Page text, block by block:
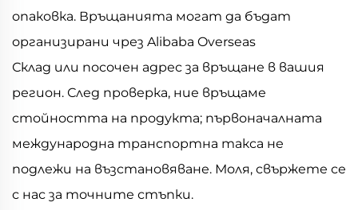
опаковка. Връщанията могат да бъдат
организирани чрез Alibaba Overseas
Склад или посочен адрес за връщане в вашия
регион. След проверка, ние връщаме
стойността на продукта; първоначалната
международна транспортна такса не
подлежи на възстановяване. Моля, свържете се
с нас за точните стъпки.